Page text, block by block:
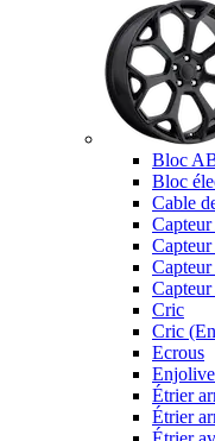
Bloc
Bloc
Cable
Cric
Cric
Ecrous
Étrier
Étrier